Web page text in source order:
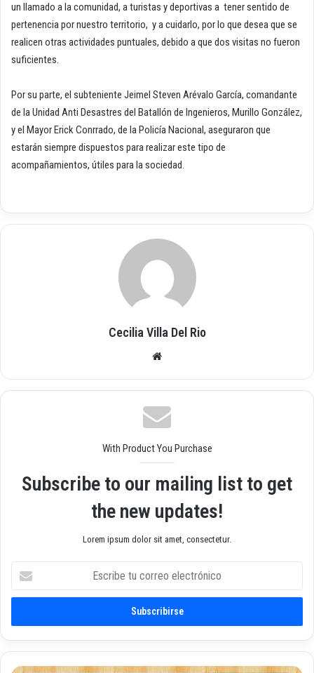
un llamado a la comunidad, a turistas y deportivas a tener sentido de
pertenencia por nuestro territorio, y a cuidarlo, por lo que desea que se
realicen otras actividades puntuales, debido a que dos visitas no fueron
suficientes.
Por su parte, el subteniente Jeimel Steven Arévalo García, comandante
de la Unidad Anti Desastres del Batallón de Ingenieros, Murillo González,
y el Mayor Erick Conrrado, de la Policía Nacional, aseguraron que
estarán siempre dispuestos para realizar este tipo de
acompañamientos, útiles para la sociedad.
Cecilia Villa Del Rio
we
With Product You Purchase
Subscribe to our mailing list to get
the new updates!
Lorem ipsum dolor sit amet, consectetur.
c
i
b